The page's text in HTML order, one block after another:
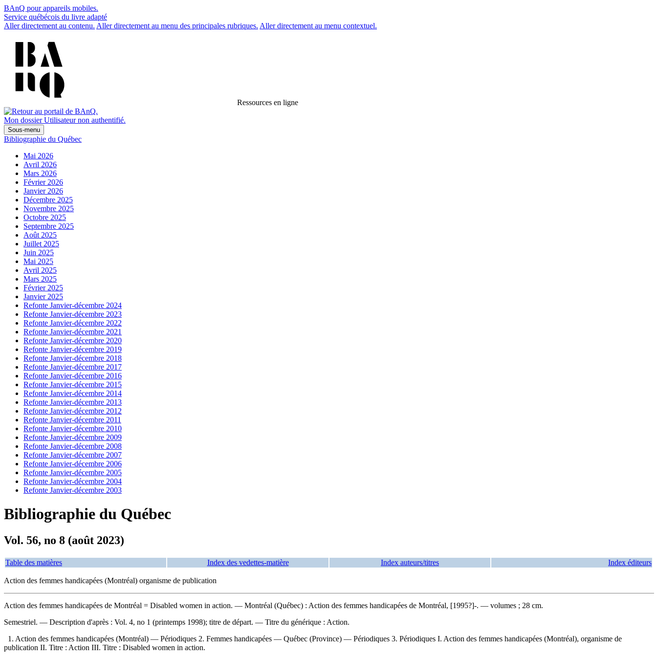
BAnQ pour appareils mobiles.
Service québécois du livre adapté
Aller directement au contenu. Aller directement au menu des principales rubriques. Aller directement au menu contextuel.
Ressources en ligne
Mon dossier Utilisateur non authentifié.
Sous-menu
Bibliographie du Québec
Mai 2026
Avril 2026
Mars 2026
Février 2026
Janvier 2026
Décembre 2025
Novembre 2025
Octobre 2025
Septembre 2025
Août 2025
Juillet 2025
Juin 2025
Mai 2025
Avril 2025
Mars 2025
Février 2025
Janvier 2025
Refonte Janvier-décembre 2024
Refonte Janvier-décembre 2023
Refonte Janvier-décembre 2022
Refonte Janvier-décembre 2021
Refonte Janvier-décembre 2020
Refonte Janvier-décembre 2019
Refonte Janvier-décembre 2018
Refonte Janvier-décembre 2017
Refonte Janvier-décembre 2016
Refonte Janvier-décembre 2015
Refonte Janvier-décembre 2014
Refonte Janvier-décembre 2013
Refonte Janvier-décembre 2012
Refonte Janvier-décembre 2011
Refonte Janvier-décembre 2010
Refonte Janvier-décembre 2009
Refonte Janvier-décembre 2008
Refonte Janvier-décembre 2007
Refonte Janvier-décembre 2006
Refonte Janvier-décembre 2005
Refonte Janvier-décembre 2004
Refonte Janvier-décembre 2003
Bibliographie du Québec
Vol. 56, no 8 (août 2023)
Table des matières Index des vedettes-matière Index auteurs/titres Index éditeurs
Action des femmes handicapées (Montréal) organisme de publication
Action des femmes handicapées de Montréal = Disabled women in action. — Montréal (Québec) : Action des femmes handicapées de Montréal, [1995?]-. — volumes ; 28 cm.
Semestriel. — Description d'après : Vol. 4, no 1 (printemps 1998); titre de départ. — Titre du générique : Action.
1. Action des femmes handicapées (Montréal) — Périodiques 2. Femmes handicapées — Québec (Province) — Périodiques 3. Périodiques I. Action des femmes handicapées (Montréal), organisme de
publication II. Titre : Action III. Titre : Disabled women in action.